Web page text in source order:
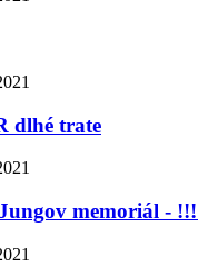
dlhé trate
memoriál -